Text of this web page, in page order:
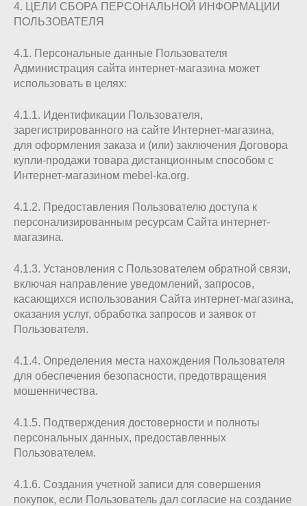
4. ЦЕЛИ СБОРА ПЕРСОНАЛЬНОЙ ИНФОРМАЦИИ
ПОЛЬЗОВАТЕЛЯ
4.1. Персональные данные Пользователя
Администрация сайта интернет-магазина может
использовать в целях:
4.1.1. Идентификации Пользователя,
зарегистрированного на сайте Интернет-магазина,
для оформления заказа и (или) заключения Договора
купли-продажи товара дистанционным способом с
Интернет-магазином mebel-ka.org.
4.1.2. Предоставления Пользователю доступа к
персонализированным ресурсам Сайта интернет-
магазина.
4.1.3. Установления с Пользователем обратной связи,
включая направление уведомлений, запросов,
касающихся использования Сайта интернет-магазина,
оказания услуг, обработка запросов и заявок от
Пользователя.
4.1.4. Определения места нахождения Пользователя
для обеспечения безопасности, предотвращения
мошенничества.
4.1.5. Подтверждения достоверности и полноты
персональных данных, предоставленных
Пользователем.
4.1.6. Создания учетной записи для совершения
покупок, если Пользователь дал согласие на создание